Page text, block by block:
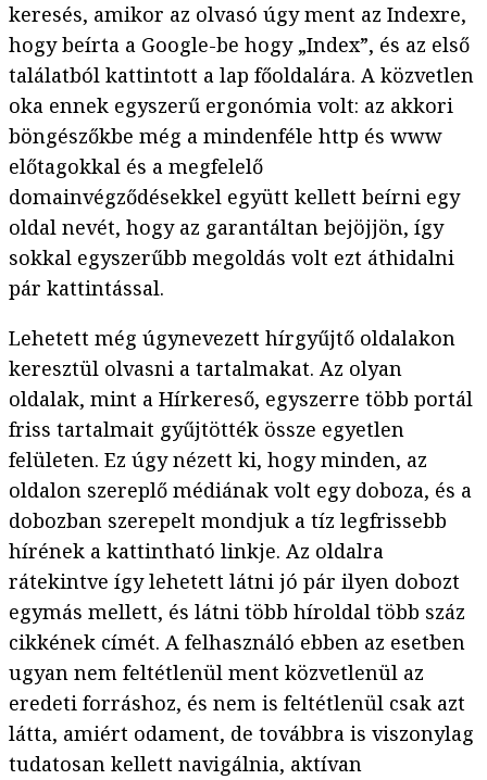
keresés, amikor az olvasó úgy ment az Indexre,
hogy beírta a Google-be hogy „Index”, és az első
találatból kattintott a lap főoldalára. A közvetlen
oka ennek egyszerű ergonómia volt: az akkori
böngészőkbe még a mindenféle http és www
előtagokkal és a megfelelő
domainvégződésekkel együtt kellett beírni egy
oldal nevét, hogy az garantáltan bejöjjön, így
sokkal egyszerűbb megoldás volt ezt áthidalni
pár kattintással.
Lehetett még úgynevezett hírgyűjtő oldalakon
keresztül olvasni a tartalmakat. Az olyan
oldalak, mint a Hírkereső, egyszerre több portál
friss tartalmait gyűjtötték össze egyetlen
felületen. Ez úgy nézett ki, hogy minden, az
oldalon szereplő médiának volt egy doboza, és a
dobozban szerepelt mondjuk a tíz legfrissebb
hírének a kattintható linkje. Az oldalra
rátekintve így lehetett látni jó pár ilyen dobozt
egymás mellett, és látni több híroldal több száz
cikkének címét. A felhasználó ebben az esetben
ugyan nem feltétlenül ment közvetlenül az
eredeti forráshoz, és nem is feltétlenül csak azt
látta, amiért odament, de továbbra is viszonylag
tudatosan kellett navigálnia, aktívan